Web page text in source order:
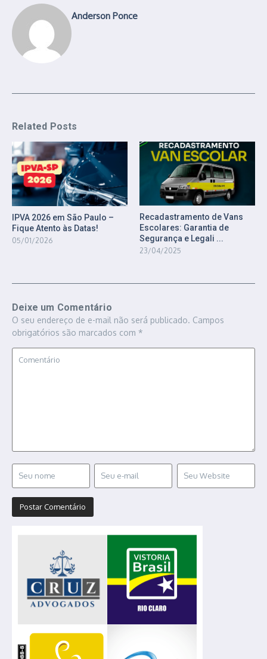
Anderson Ponce
Related Posts
IPVA 2026 em São Paulo –
Fique Atento às Datas!
05/01/2026
Recadastramento de Vans
Escolares: Garantia de
Segurança e Legali ...
23/04/2025
Deixe um Comentário
O seu endereço de e-mail não será publicado. Campos
obrigatórios são marcados com *